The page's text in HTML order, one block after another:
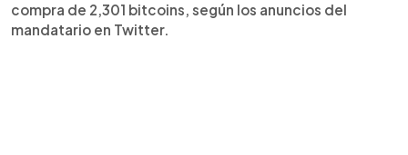
compra de 2,301 bitcoins, según los anuncios del
mandatario en Twitter.